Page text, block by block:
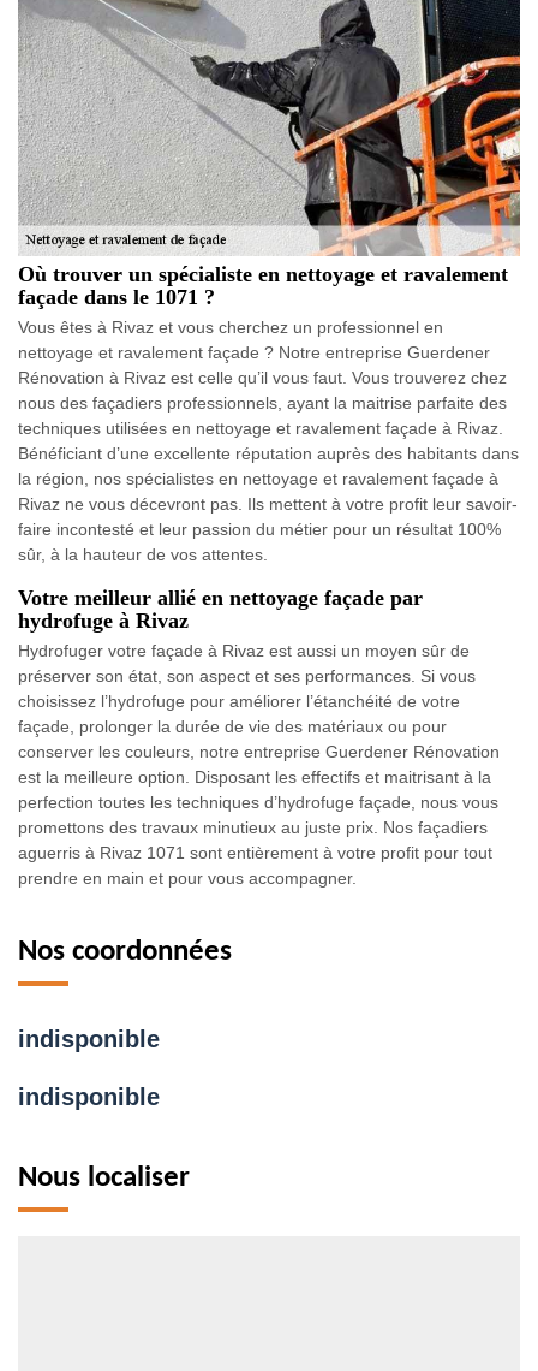
Où trouver un spécialiste en nettoyage et ravalement
façade dans le 1071 ?
Vous êtes à Rivaz et vous cherchez un professionnel en
nettoyage et ravalement façade ? Notre entreprise Guerdener
Rénovation à Rivaz est celle qu’il vous faut. Vous trouverez chez
nous des façadiers professionnels, ayant la maitrise parfaite des
techniques utilisées en nettoyage et ravalement façade à Rivaz.
Bénéficiant d’une excellente réputation auprès des habitants dans
la région, nos spécialistes en nettoyage et ravalement façade à
Rivaz ne vous décevront pas. Ils mettent à votre profit leur savoir-
faire incontesté et leur passion du métier pour un résultat 100%
sûr, à la hauteur de vos attentes.
Votre meilleur allié en nettoyage façade par
hydrofuge à Rivaz
Hydrofuger votre façade à Rivaz est aussi un moyen sûr de
préserver son état, son aspect et ses performances. Si vous
choisissez l’hydrofuge pour améliorer l’étanchéité de votre
façade, prolonger la durée de vie des matériaux ou pour
conserver les couleurs, notre entreprise Guerdener Rénovation
est la meilleure option. Disposant les effectifs et maitrisant à la
perfection toutes les techniques d’hydrofuge façade, nous vous
promettons des travaux minutieux au juste prix. Nos façadiers
aguerris à Rivaz 1071 sont entièrement à votre profit pour tout
prendre en main et pour vous accompagner.
Nos coordonnées
indisponible
indisponible
Nous localiser